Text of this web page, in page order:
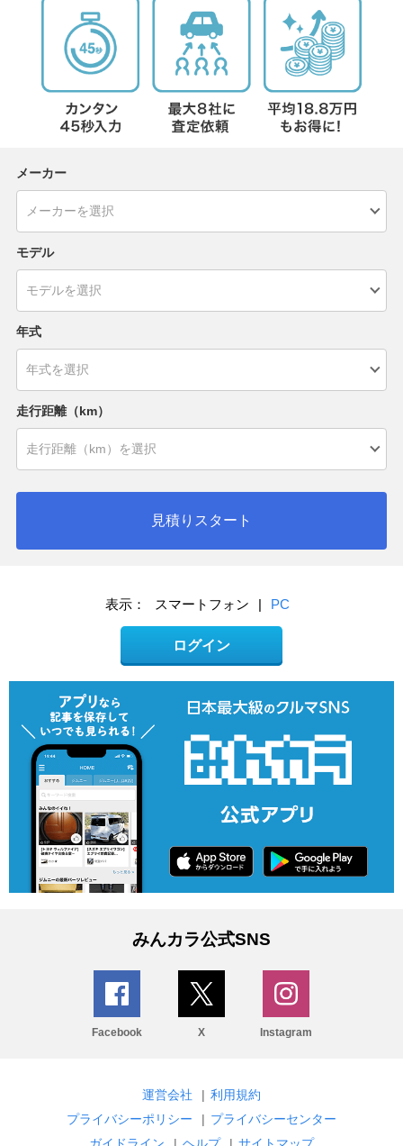
メーカー
モデル
年式
走行距離（km）
見積りスタート
表示： スマートフォン | PC
ログイン
みんカラ公式SNS
Facebook X Instagram
運営会社 | 利用規約
プライバシーポリシー
| プライバシーセンター
ガイドライン
| ヘルプ | サイトマップ